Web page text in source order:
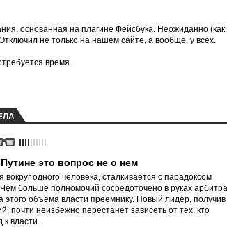
основанная на плагине Фейсбука. Неожиданно (как
не только на нашем сайте, а вообще, у всех.
время.
это вопрос не о нем
одного человека, сталкивается с парадоксом
Чем больше полномочий сосредоточено в руках
этого объема власти преемнику. Новый лидер, получив
почти неизбежно перестанет зависеть от тех, кто
к власти.